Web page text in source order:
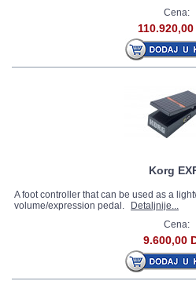
Cena:
110.920,00
Korg
A foot controller that can be used as a
volume/expression pedal.
Detaljnije...
Cena:
9.600,00